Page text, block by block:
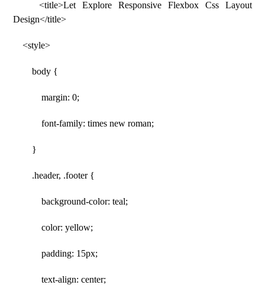
<title>Let Explore Responsive Flexbox Css Layout
Design</title>
<style>
body {
margin: 0;
font-family: times new roman;
}
.header, .footer {
background-color: teal;
color: yellow;
padding: 15px;
text-align: center;